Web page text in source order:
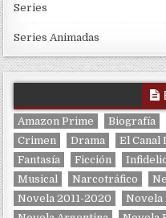
Series
Series Animadas
Amazon Prime Biografía
Crimen
Drama El Canal
Fantasía
Ficción
Musical
Narcotráfico
Novela 2011-2020
Novela